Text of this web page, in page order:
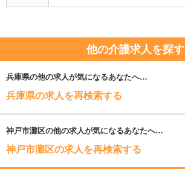
他の介護求人を探す
兵庫県の他の求人が気になるあなたへ…
兵庫県の求人を再検索する
神戸市灘区の他の求人が気になるあなたへ…
神戸市灘区の求人を再検索する